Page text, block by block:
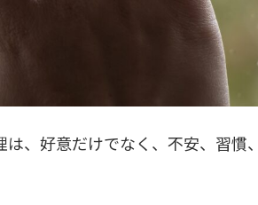
、好意だけでなく、不安、習慣